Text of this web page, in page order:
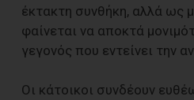
έκτακτη συνθήκη, αλλά ως
φαίνεται να αποκτά
γεγονός που εντείνει την
Οι κάτοικοι συνδέουν